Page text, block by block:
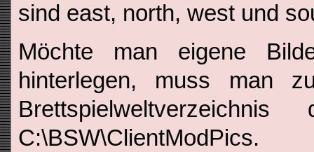
sind east, north, west und
Möchte man eigene
hinterlegen, muss man
C:\BSW\ClientModPics.